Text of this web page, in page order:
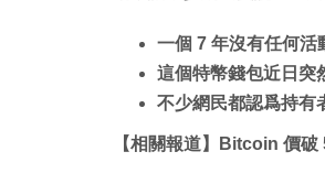
一個 7 年沒有任何活
這個特幣錢包近日突
不少網民都認爲持有
【相關報道】Bitcoin 價